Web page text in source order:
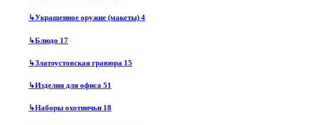
↳Украшенное оружие (макеты) 4
↳Блюдо 17
↳Златоустовская гравюра 15
↳Изделия для офиса 51
↳Наборы охотничьи 18